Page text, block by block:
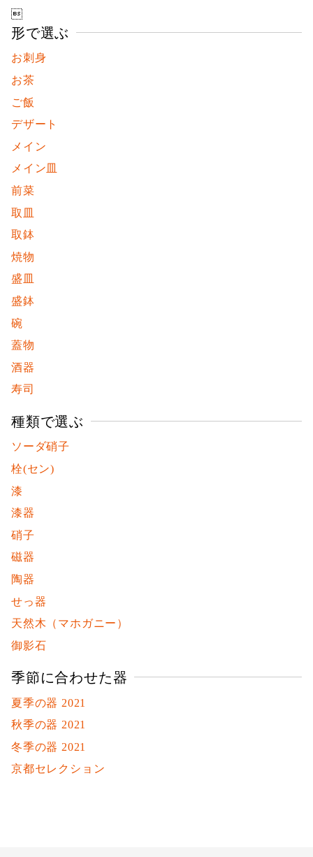
象:

形で選ぶ
お刺身
お茶
ご飯
デザート
メイン
メイン皿
前菜
取皿
取鉢
焼物
盛皿
盛鉢
碗
蓋物
酒器
寿司
種類で選ぶ
ソーダ硝子
栓(セン)
漆
漆器
硝子
磁器
陶器
せっ器
天然木（マホガニー）
御影石
季節に合わせた器
夏季の器 2021
秋季の器 2021
冬季の器 2021
京都セレクション